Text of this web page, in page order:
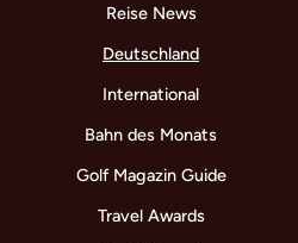
Reise News
Deutschland
International
Bahn des Monats
Golf Magazin Guide
Travel Awards